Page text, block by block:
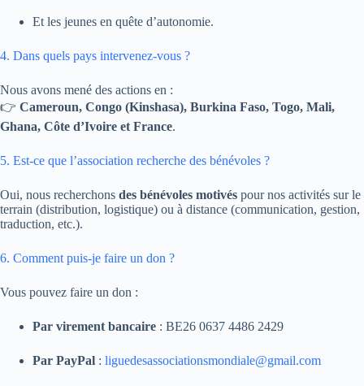
Et les jeunes en quête d’autonomie.
4. Dans quels pays intervenez-vous ?
Nous avons mené des actions en :
👉 Cameroun, Congo (Kinshasa), Burkina Faso, Togo, Mali,
Ghana, Côte d’Ivoire et France.
5. Est-ce que l’association recherche des bénévoles ?
Oui, nous recherchons des bénévoles motivés pour nos activités sur le
terrain (distribution, logistique) ou à distance (communication, gestion,
traduction, etc.).
6. Comment puis-je faire un don ?
Vous pouvez faire un don :
Par virement bancaire : BE26 0637 4486 2429
Par PayPal : liguedesassociationsmondiale@gmail.com